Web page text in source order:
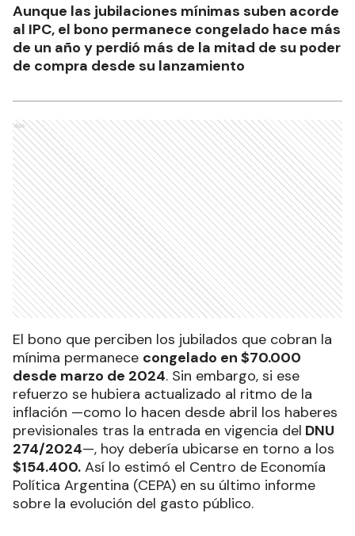
Aunque las jubilaciones mínimas suben acorde
al IPC, el bono permanece congelado hace más
de un año y perdió más de la mitad de su poder
de compra desde su lanzamiento
Ads
El bono que perciben los jubilados que cobran la
mínima permanece congelado en $70.000
desde marzo de 2024. Sin embargo, si ese
refuerzo se hubiera actualizado al ritmo de la
inflación —como lo hacen desde abril los haberes
previsionales tras la entrada en vigencia del DNU
274/2024—, hoy debería ubicarse en torno a los
$154.400. Así lo estimó el Centro de Economía
Política Argentina (CEPA) en su último informe
sobre la evolución del gasto público.